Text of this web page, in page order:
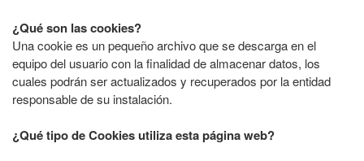
¿Qué son las cookies?
Una cookie es un pequeño archivo que se descarga en el
equipo del usuario con la finalidad de almacenar datos, los
cuales podrán ser actualizados y recuperados por la entidad
responsable de su instalación.
¿Qué tipo de Cookies utiliza esta página web?